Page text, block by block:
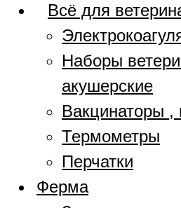
Всё для
Наборы
акушерские
Вакцинаторы
Термометры
Перчатки
Ферма